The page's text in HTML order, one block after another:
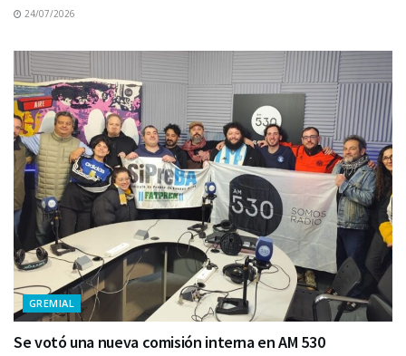
24/07/2026
GREMIAL
Se votó una nueva comisión interna en AM 530